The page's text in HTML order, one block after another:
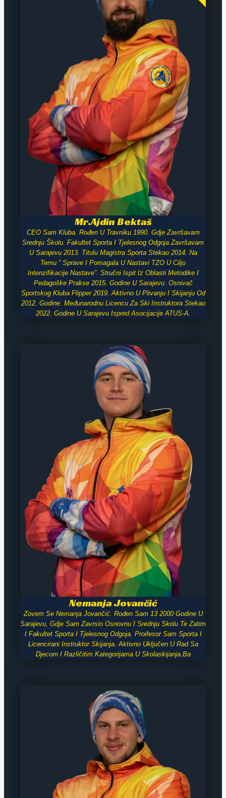
Mr.Ajdin Bektaš
CEO Sam Kluba. Rođen U Travniku 1990. Gdje Završavam
Srednju Školu. Fakultet Sporta I Tjelesnog Odgoja Završavam
U Sarajevu 2013. Titulu Magistra Sporta Stekao 2014. Na
Temu ” Sprave I Pomagala U Nastavi TZO U Cilju
Intenzifikacije Nastave”. Stručni Ispit Iz Oblasti Metodike I
Pedagoške Prakse 2015. Godine U Sarajevu. Osnivač
Sportskog Kluba Flipper 2019. Aktivno U Plivanju I Skijanju Od
2012. Godine. Međunarodnu Licencu Za Ski Instruktora Stekao
2022. Godine U Sarajevu Ispred Asocijacije ATUS-A.
Nemanja Jovančić
Zovem Se Nemanja Jovančić. Rođen Sam 13 2000 Godine U
Sarajevu, Gdje Sam Zavrsio Osnovnu I Srednju Skolu Te Zatim
I Fakultet Sporta I Tjelesnog Odgoja. Proifesor Sam Sporta I
Licencirani Instruktor Skijanja. Aktivno Uključen U Rad Sa
Djecom I Različitim Kategorijama U Skolaskijanja.ba